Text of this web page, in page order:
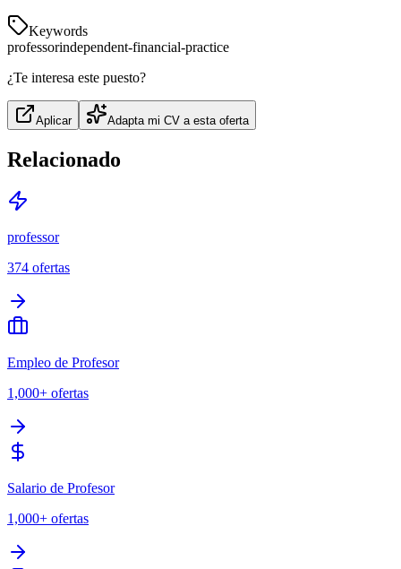
Keywords
professorindependent-financial-practice
¿Te interesa este puesto?
Aplicar Adapta mi CV a esta oferta
Relacionado
professor
374 ofertas
Empleo de Profesor
1,000+ ofertas
Salario de Profesor
1,000+ ofertas